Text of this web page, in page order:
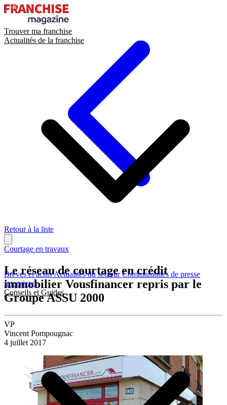
Trouver ma franchise
Actualités de la franchise
Brèves et actusActualités du secteurCommuniqués de presse
Interviews
Conseils et Guides
Retour à la liste
Courtage en travaux
Le réseau de courtage en crédit
immobilier Vousfinancer repris par le
Groupe ASSU 2000
VP
Vincent Pompougnac
4 juillet 2017